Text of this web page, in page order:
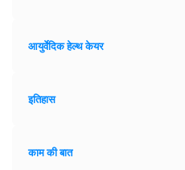
आयुर्वेदिक हेल्थ केयर
इतिहास
काम की बात